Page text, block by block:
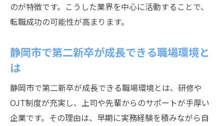
のが特徴です。こうした業界を中心に活動することで、
転職成功の可能性が高まります。
静岡市で第二新卒が成長できる職場環境と
は
静岡市で第二新卒が成長できる職場環境とは、研修や
OJT制度が充実し、上司や先輩からのサポートが手厚い
企業です。その理由は、早期に実務経験を積みながら自